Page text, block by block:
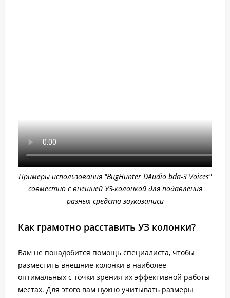
Примеры использования "BugHunter DAudio bda-3 Voices"
совместно с внешней УЗ-колонкой для подавления
разных средств звукозаписи
Как грамотно расставить УЗ колонки?
Вам не понадобится помощь специалиста, чтобы
разместить внешние колонки в наиболее
оптимальных с точки зрения их эффективной работы
местах. Для этого вам нужно учитывать размеры